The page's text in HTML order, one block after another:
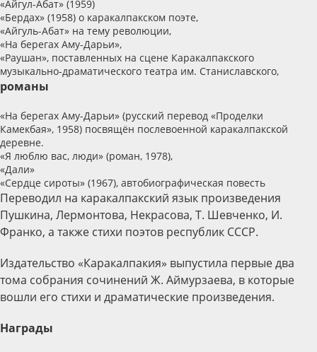
«Айгул-Абат» (1959)
«Бердах» (1958) о каракалпакском поэте,
«Айгуль-Абат» на тему революции,
«На берегах Аму-Дарьи»,
«Раушан», поставленных на сцене Каракалпакского
музыкально-драматического театра им. Станиславского,
романы
«На берегах Аму-Дарьи» (русский перевод «Проделки
Камекбая», 1958) посвящён послевоенной каракалпакской
деревне.
«Я люблю вас, люди» (роман, 1978),
«Дали»
«Сердце сироты» (1967), автобиографическая повесть
Переводил на каракалпакский язык произведения
Пушкина, Лермонтова, Некрасова, Т. Шевченко, И.
Франко, а также стихи поэтов республик СССР.
Издательство «Каракалпакия» выпустила первые два
тома собрания сочинений Ж. Аймурзаева, в которые
вошли его стихи и драматические произведения.
Награды